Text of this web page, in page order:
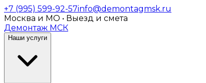
+7 (995) 599-92-57info@demontagmsk.ru
Москва и МО • Выезд и смета
Демонтаж МСК
Наши услуги